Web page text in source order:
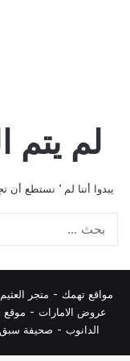
لم يتم
يبدوا أننا لم ’ نستطع
مواقع تهمك - متجر العثيم
عروض الامارات - موقع
الدانوب - صحيفة سبق